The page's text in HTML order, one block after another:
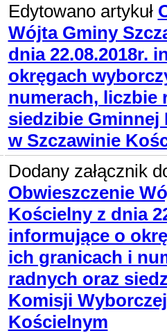
Edytowano artykuł
Wójta Gminy
dnia 22.08.2018r.
okręgach
numerach, liczbie
siedzibie
w Szczawinie
Dodany załącznik
Obwieszczenie
Kościelny z dnia
informujące o
ich granicach i
radnych oraz
Komisji
Kościelnym